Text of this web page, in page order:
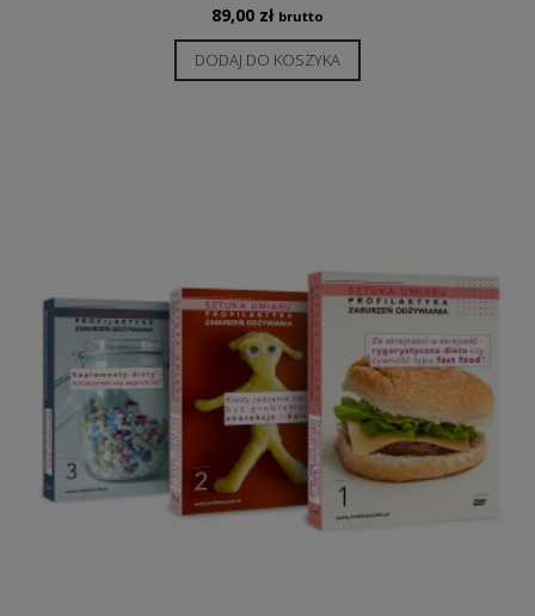
89,00 zł brutto
DODAJ DO KOSZYKA